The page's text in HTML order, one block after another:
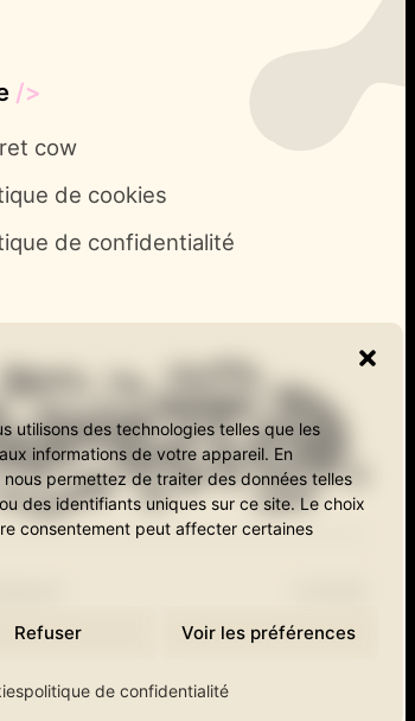
utilisons des technologies telles que les
informations de votre appareil. En
permettez de traiter des données telles
des identifiants uniques sur ce site. Le choix
consentement peut affecter certaines
Refuser Voir les préférences
politique de confidentialité
/>
cow
de cookies
de confidentialité